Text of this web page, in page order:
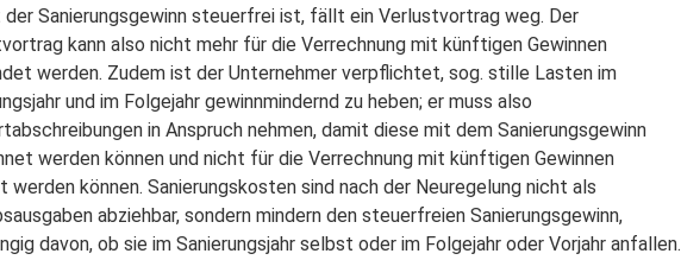
Sanierungsgewinn steuerfrei ist, fällt ein Verlustvortrag weg. Der
kann also nicht mehr für die Verrechnung mit künftigen Gewinnen
werden. Zudem ist der Unternehmer verpflichtet, sog. stille Lasten im
und im Folgejahr gewinnmindernd zu heben; er muss also
in Anspruch nehmen, damit diese mit dem Sanierungsgewinn
werden können und nicht für die Verrechnung mit künftigen Gewinnen
werden können. Sanierungskosten sind nach der Neuregelung nicht als
abziehbar, sondern mindern den steuerfreien Sanierungsgewinn,
davon, ob sie im Sanierungsjahr selbst oder im Folgejahr oder Vorjahr anfallen.